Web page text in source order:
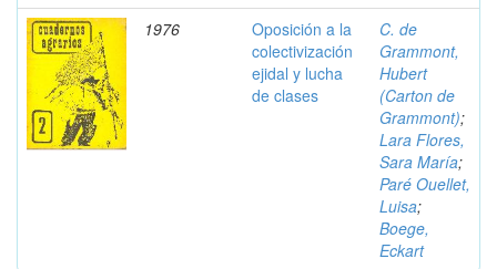
1976
Oposición a la
colectivización
ejidal y lucha
de clases
C. de
Grammont,
Hubert
(Carton de
Grammont);
Lara Flores,
Sara María;
Paré Ouellet,
Luisa;
Boege,
Eckart